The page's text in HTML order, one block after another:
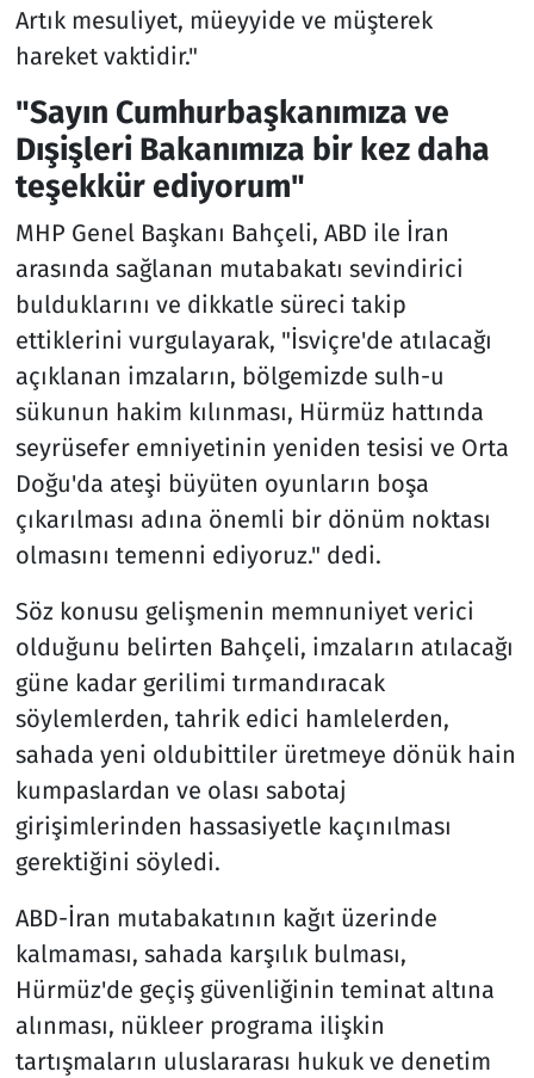
Artık mesuliyet, müeyyide ve müşterek
hareket vaktidir."
"Sayın Cumhurbaşkanımıza ve
Dışişleri Bakanımıza bir kez daha
teşekkür ediyorum"
MHP Genel Başkanı Bahçeli, ABD ile İran
arasında sağlanan mutabakatı sevindirici
bulduklarını ve dikkatle süreci takip
ettiklerini vurgulayarak, "İsviçre'de atılacağı
açıklanan imzaların, bölgemizde sulh-u
sükunun hakim kılınması, Hürmüz hattında
seyrüsefer emniyetinin yeniden tesisi ve Orta
Doğu'da ateşi büyüten oyunların boşa
çıkarılması adına önemli bir dönüm noktası
olmasını temenni ediyoruz." dedi.
Söz konusu gelişmenin memnuniyet verici
olduğunu belirten Bahçeli, imzaların atılacağı
güne kadar gerilimi tırmandıracak
söylemlerden, tahrik edici hamlelerden,
sahada yeni oldubittiler üretmeye dönük hain
kumpaslardan ve olası sabotaj
girişimlerinden hassasiyetle kaçınılması
gerektiğini söyledi.
ABD-İran mutabakatının kağıt üzerinde
kalmaması, sahada karşılık bulması,
Hürmüz'de geçiş güvenliğinin teminat altına
alınması, nükleer programa ilişkin
tartışmaların uluslararası hukuk ve denetim